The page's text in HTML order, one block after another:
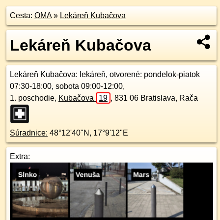
Cesta: OMA» Lekáreň Kubačova
Lekáreň Kubačova
Lekáreň Kubačova: lekáreň, otvorené: pondelok-piatok
07:30-18:00, sobota 09:00-12:00,
1. poschodie, Kubačova 19 , 831 06 Bratislava, Rača
Súradnice: 48°12'40"N , 17°9'12"E
Extra: